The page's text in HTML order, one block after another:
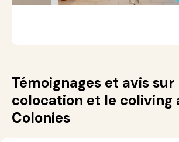
Témoignages et avis sur
colocation et le coliving
Colonies